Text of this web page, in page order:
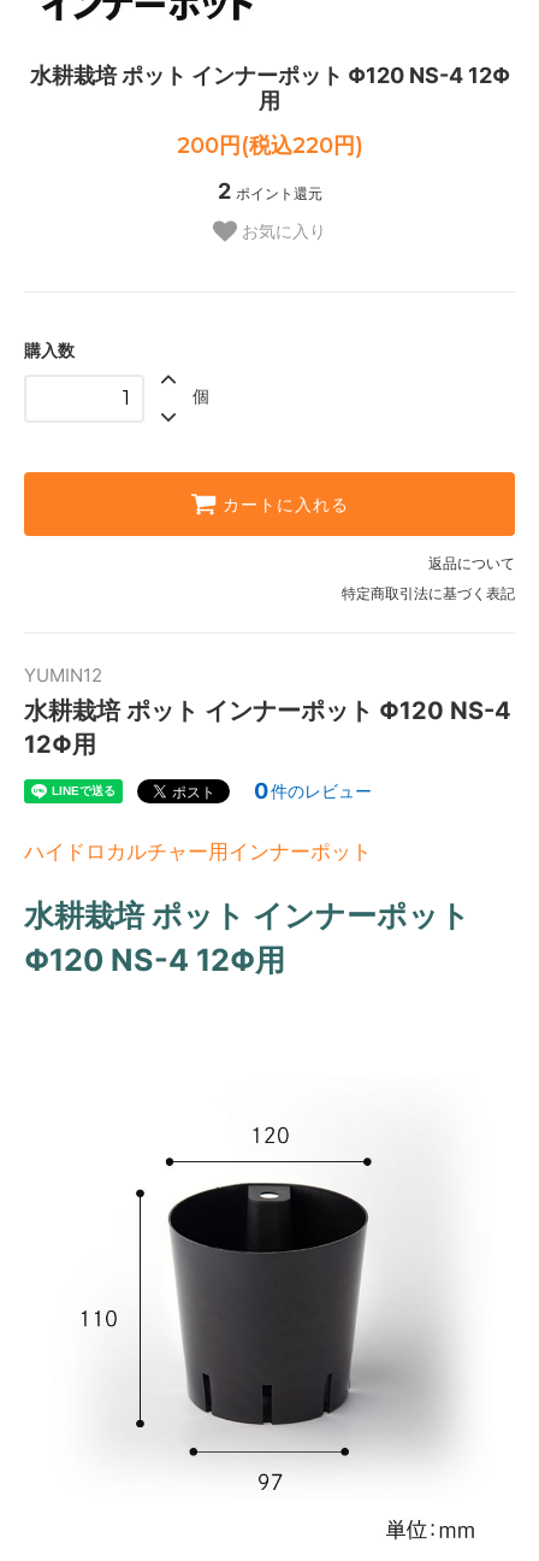
水耕栽培 ポット インナーポット Φ120 NS-4 12Φ
用
200円(税込220円)
2 ポイント還元
お気に入り
購入数
個
カートに入れる
返品について
特定商取引法に基づく表記
YUMIN12
水耕栽培 ポット インナーポット Φ120 NS-4
12Φ用
0件のレビュー
ハイドロカルチャー用インナーポット
水耕栽培 ポット インナーポット
Φ120 NS-4 12Φ用